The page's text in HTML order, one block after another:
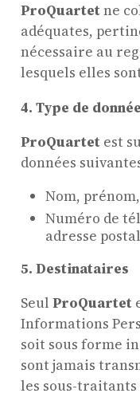
ProQuartetne
adéquates,
nécessaire au
lesquels elles
4. Type de
ProQuartet est
données
Nom,
Numéro de
adresse
5. Destinataires
SeulProQuartet
Informations
soit sous forme
sont jamais
les sous-